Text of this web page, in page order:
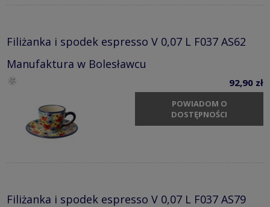
Filiżanka i spodek espresso V 0,07 L F037 AS62
Manufaktura w Bolesławcu
92,90 zł
POWIADOM O
DOSTĘPNOŚCI
Filiżanka i spodek espresso V 0,07 L F037 AS79